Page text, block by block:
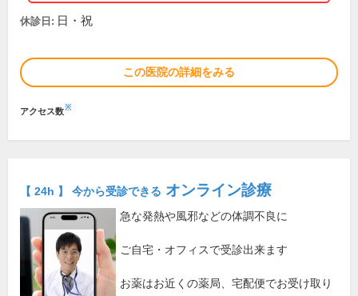
休診日: 日・祝
この医院の詳細をみる
アクセス数※
【 24h 】 今から受診できる オンライン診療
急な発熱や風邪などの体調不良に
ご自宅・オフィスで受診出来ます
お薬はお近くの薬局、宅配便でお受け取り